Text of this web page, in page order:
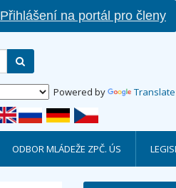
Přihlášení na portál pro členy
Powered by Translate
ODBOR MLÁDEŽE ZPČ. ÚS